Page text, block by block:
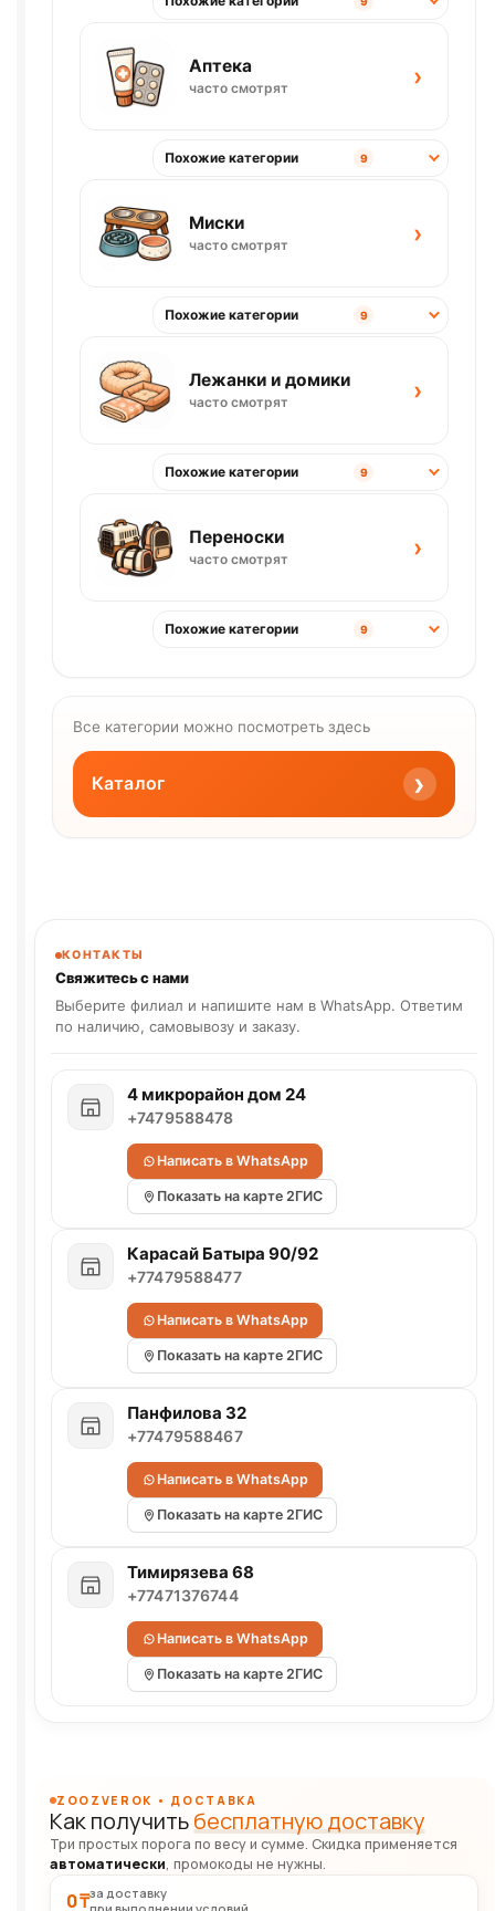
Аптека
часто смотрят ›
Похожие категории 9
Миски
часто смотрят ›
Похожие категории 9
Лежанки и домики
часто смотрят ›
Похожие категории 9
Переноски
часто смотрят ›
Похожие категории 9
Все категории можно посмотреть здесь
Каталог ›
КОНТАКТЫ
Свяжитесь с нами
Выберите филиал и напишите нам в WhatsApp. Ответим
по наличию, самовывозу и заказу.
4 микрорайон дом 24
+7479588478
Написать в WhatsApp
Показать на карте 2ГИС
Карасай Батыра 90/92
+77479588477
Написать в WhatsApp
Показать на карте 2ГИС
Панфилова 32
+77479588467
Написать в WhatsApp
Показать на карте 2ГИС
Тимирязева 68
+77471376744
Написать в WhatsApp
Показать на карте 2ГИС
ZOOZVEROK • ДОСТАВКА
Как получитьбесплатную доставку
Три простых порога по весу и сумме. Скидка применяется
автоматически, промокоды не нужны.
0 ₸за доставку